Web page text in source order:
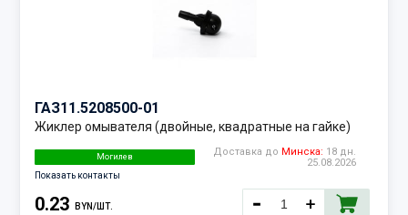
ГАЗ11.5208500-01
Жиклер омывателя (двойные, квадратные на гайке)
Могилев
Показать контакты
Доставка до Минска: 18 дн.
25.08.2026
0.23 BYN/ШТ.